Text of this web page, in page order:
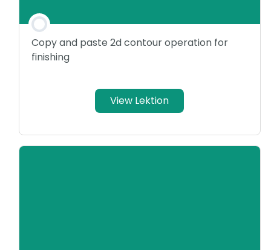
Copy and paste 2d contour operation for
finishing
View Lektion